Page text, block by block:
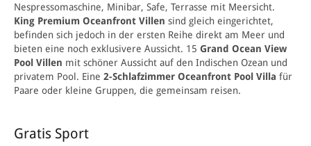
Nespressomaschine, Minibar, Safe, Terrasse mit Meersicht.
King Premium Oceanfront Villen sind gleich eingerichtet,
befinden sich jedoch in der ersten Reihe direkt am Meer und
bieten eine noch exklusivere Aussicht. 15 Grand Ocean View
Pool Villen mit schöner Aussicht auf den Indischen Ozean und
privatem Pool. Eine 2-Schlafzimmer Oceanfront Pool Villa für
Paare oder kleine Gruppen, die gemeinsam reisen.
Gratis Sport